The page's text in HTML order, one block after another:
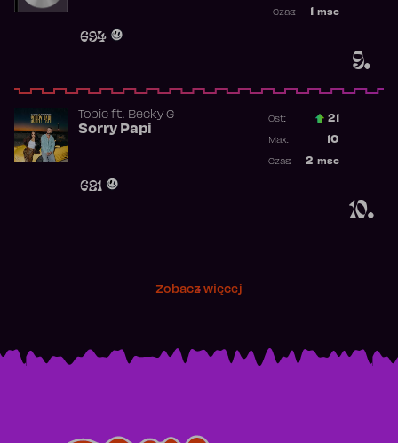
9.
694
msc
Czas:
10.
Topicft. Becky G
Sorry Papi
621
Ost.: 21
10
Max:
2 msc
Czas:
Zobacz więcej